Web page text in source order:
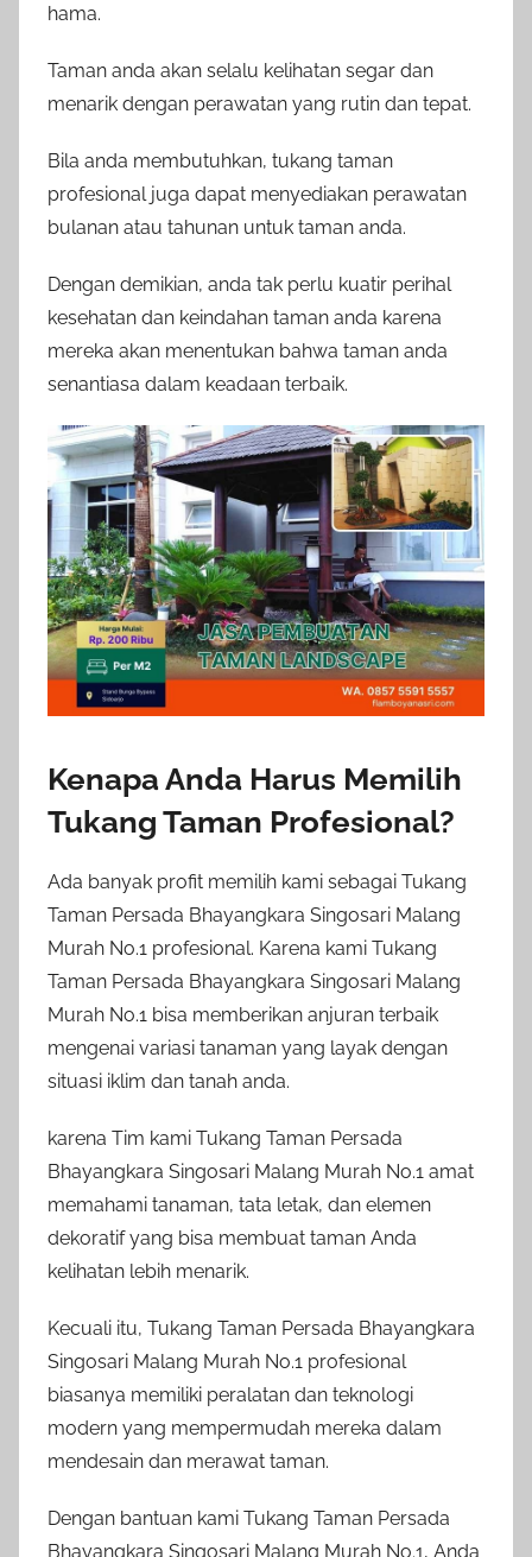
hama.
Taman anda akan selalu kelihatan segar dan
menarik dengan perawatan yang rutin dan tepat.
Bila anda membutuhkan, tukang taman
profesional juga dapat menyediakan perawatan
bulanan atau tahunan untuk taman anda.
Dengan demikian, anda tak perlu kuatir perihal
kesehatan dan keindahan taman anda karena
mereka akan menentukan bahwa taman anda
senantiasa dalam keadaan terbaik.
Kenapa Anda Harus Memilih
Tukang Taman Profesional?
Ada banyak profit memilih kami sebagai Tukang
Taman Persada Bhayangkara Singosari Malang
Murah No.1 profesional. Karena kami Tukang
Taman Persada Bhayangkara Singosari Malang
Murah No.1 bisa memberikan anjuran terbaik
mengenai variasi tanaman yang layak dengan
situasi iklim dan tanah anda.
karena Tim kami Tukang Taman Persada
Bhayangkara Singosari Malang Murah No.1 amat
memahami tanaman, tata letak, dan elemen
dekoratif yang bisa membuat taman Anda
kelihatan lebih menarik.
Kecuali itu, Tukang Taman Persada Bhayangkara
Singosari Malang Murah No.1 profesional
biasanya memiliki peralatan dan teknologi
modern yang mempermudah mereka dalam
mendesain dan merawat taman.
Dengan bantuan kami Tukang Taman Persada
Bhayangkara Singosari Malang Murah No.1, Anda